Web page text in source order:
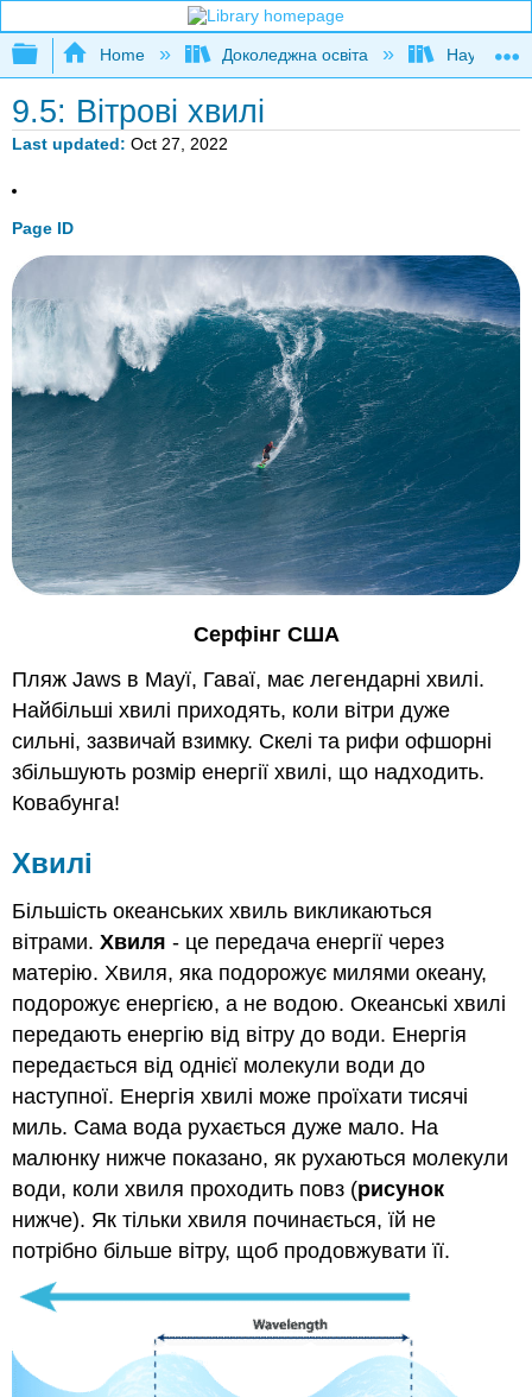
Expand/collapse global hierarchy
Home Доколеджна освіта Наука і
9.5: Вітрові хвилі
Last updated Oct 27, 2022
Page ID
Серфінг США
Пляж Jaws в Мауї, Гаваї, має легендарні хвилі.
Найбільші хвилі приходять, коли вітри дуже
сильні, зазвичай взимку. Скелі та рифи офшорні
збільшують розмір енергії хвилі, що надходить.
Ковабунга!
Хвилі
Більшість океанських хвиль викликаються
вітрами.Хвиля - це передача енергії через
матерію. Хвиля, яка подорожує милями океану,
подорожує енергією, а не водою. Океанські хвилі
передають енергію від вітру до води. Енергія
передається від однієї молекули води до
наступної. Енергія хвилі може проїхати тисячі
миль. Сама вода рухається дуже мало. На
малюнку нижче показано, як рухаються молекули
води, коли хвиля проходить повз (рисунок
нижче). Як тільки хвиля починається, їй не
потрібно більше вітру, щоб продовжувати її.